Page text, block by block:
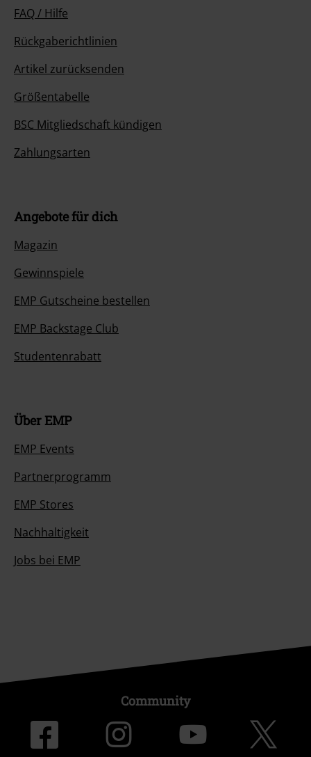
FAQ / Hilfe
Rückgaberichtlinien
Artikel zurücksenden
Größentabelle
BSC Mitgliedschaft kündigen
Zahlungsarten
Angebote für dich
Magazin
Gewinnspiele
EMP Gutscheine bestellen
EMP Backstage Club
Studentenrabatt
Über EMP
EMP Events
Partnerprogramm
EMP Stores
Nachhaltigkeit
Jobs bei EMP
Community